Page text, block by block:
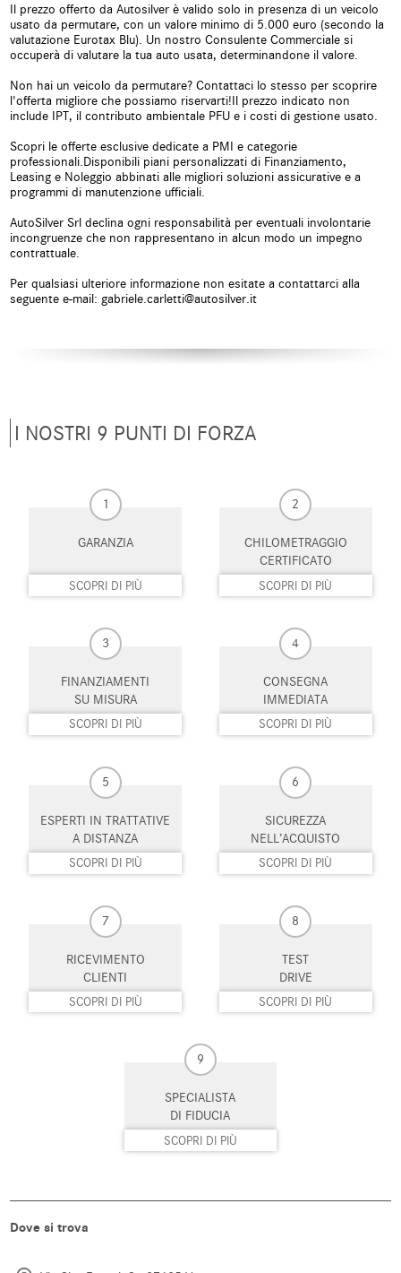
Chiamata automatica per
emergenze
Chiusura centralizzata
Chiusura centralizzata senza
Chiusura centralizzata
Climatizzatore Controllo automatico clima
Controllo elettronico della corsia Controllo trazione
Controllo vocale Cruise Control
ESP Fari LED
Hill holder Immobilizzatore elettronico
Luce d'ambiente
Park Distance Control
Portellone posteriore elettrico Regolazione elettrica sedili
Riconoscimento dei segnali
stradali
Schermo multifunzione
interamente digitale
Sedile passeggero ribaltabile Sedili riscaldati
Sensore di pioggia Sensori di parcheggio anteriori
Sistema di avviso di distanza Sistema di chiamata d'emergenza
Sistema di navigazione Sistema di parcheggio automatico
Sistema di riconoscimento della
stanchezza
Specchietti laterali elettrici
Start/Stop Automatico Supporto lombare
Tettuccio apribile Touch screen
USB
Vivavoce
Volante multifunzione
Il prezzo offerto da Autosilver è valido solo in presenza di un veicolo
usato da permutare, con un valore minimo di 5.000 euro (secondo la
valutazione Eurotax Blu). Un nostro Consulente Commerciale si
occuperà di valutare la tua auto usata, determinandone il valore.
Non hai un veicolo da permutare? Contattaci lo stesso per scoprire
l'offerta migliore che possiamo riservarti!Il prezzo indicato non
include IPT, il contributo ambientale PFU e i costi di gestione usato.
Scopri le offerte esclusive dedicate a PMI e categorie
professionali.Disponibili piani personalizzati di Finanziamento,
Leasing e Noleggio abbinati alle migliori soluzioni assicurative e a
programmi di manutenzione ufficiali.
AutoSilver Srl declina ogni responsabilità per eventuali involontarie
incongruenze che non rappresentano in alcun modo un impegno
contrattuale.
Per qualsiasi ulteriore informazione non esitate a contattarci alla
seguente e-mail: gabriele.carletti@autosilver.it
I NOSTRI 9 PUNTI DI FORZA
1
GARANZIA
SCOPRI DI PIÙ
2
CHILOMETRAGGIO
CERTIFICATO
SCOPRI DI PIÙ
3
FINANZIAMENTI
SU MISURA
SCOPRI DI PIÙ
4
CONSEGNA
IMMEDIATA
SCOPRI DI PIÙ
5
ESPERTI IN TRATTATIVE
A DISTANZA
SCOPRI DI PIÙ
6
SICUREZZA
NELL’ACQUISTO
SCOPRI DI PIÙ
7
RICEVIMENTO
CLIENTI
SCOPRI DI PIÙ
8
TEST
DRIVE
SCOPRI DI PIÙ
9
SPECIALISTA
DI FIDUCIA
SCOPRI DI PIÙ
Dove si trova